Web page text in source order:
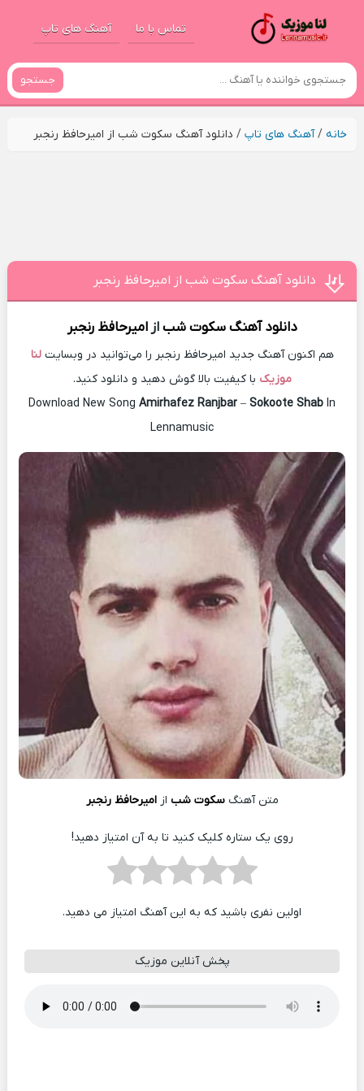
تماس با ما آهنگ های تاپ
جستجو
خانه/آهنگ های تاپ/ دانلود آهنگ سکوت شب از امیرحافظ رنجبر
دانلود آهنگ سکوت شب از امیرحافظ رنجبر
دانلود آهنگ سکوت شبازامیرحافظ رنجبر
هم اکنون آهنگ جدید امیرحافظ رنجبر را می‌توانید در وبسایتلنا
موزیک با کیفیت بالا گوش دهید و دانلود کنید.
Download New Song Amirhafez Ranjbar – Sokoote Shab In
Lennamusic
متن آهنگسکوت شب ازامیرحافظ رنجبر
روی یک ستاره کلیک کنید تا به آن امتیاز دهید!
اولین نفری باشید که به این آهنگ امتیاز می دهید.
پخش آنلاین موزیک